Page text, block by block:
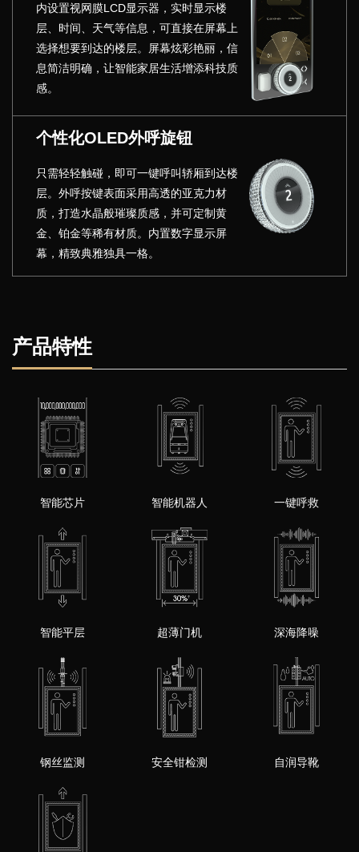
内设置视网膜LCD显示器，实时显示楼
层、时间、天气等信息，可直接在屏幕上
选择想要到达的楼层。屏幕炫彩艳丽，信
息简洁明确，让智能家居生活增添科技质
感。
个性化OLED外呼旋钮
只需轻轻触碰，即可一键呼叫轿厢到达楼
层。外呼按键表面采用高透的亚克力材
质，打造水晶般璀璨质感，并可定制黄
金、铂金等稀有材质。内置数字显示屏
幕，精致典雅独具一格。
产品特性
智能芯片 智能机器人 一键呼救
智能平层 超薄门机 深海降噪
钢丝监测 安全钳检测 自润导靴